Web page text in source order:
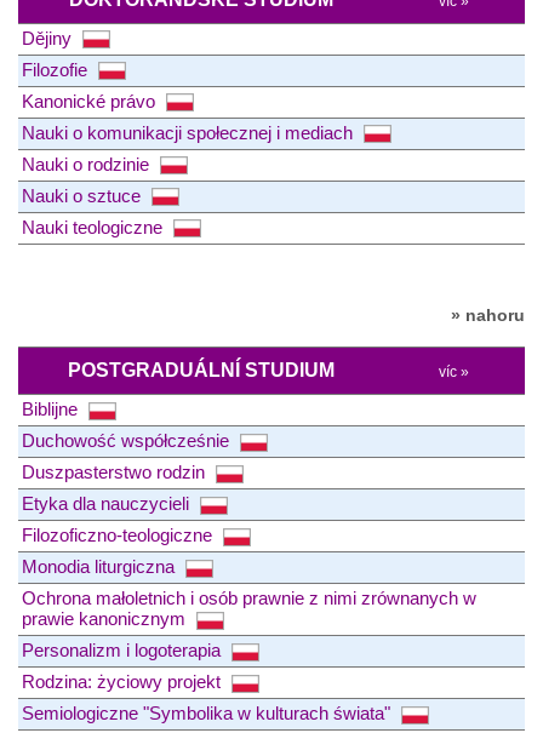
Dějiny
Filozofie
Kanonické právo
Nauki o komunikacji społecznej i mediach
Nauki o rodzinie
Nauki o sztuce
Nauki teologiczne
» nahoru
POSTGRADUÁLNÍ STUDIUM víc »
Biblijne
Duchowość współcześnie
Duszpasterstwo rodzin
Etyka dla nauczycieli
Filozoficzno-teologiczne
Monodia liturgiczna
Ochrona małoletnich i osób prawnie z nimi zrównanych w
prawie kanonicznym
Personalizm i logoterapia
Rodzina: życiowy projekt
Semiologiczne "Symbolika w kulturach świata"